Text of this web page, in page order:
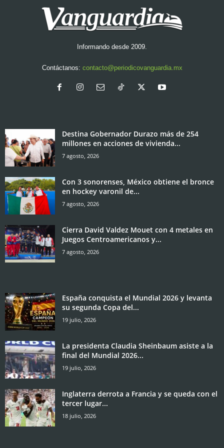
Informando desde 2009.
Contáctanos: contacto@periodicovanguardia.mx
Destina Gobernador Durazo más de 254
millones en acciones de vivienda...
7 agosto, 2026
Con 3 sonorenses, México obtiene el bronce
en hockey varonil de...
7 agosto, 2026
Cierra David Valdez Mouet con 4 metales en
Juegos Centroamericanos y...
7 agosto, 2026
España conquista el Mundial 2026 y levanta
su segunda Copa del...
19 julio, 2026
La presidenta Claudia Sheinbaum asiste a la
final del Mundial 2026...
19 julio, 2026
Inglaterra derrota a Francia y se queda con el
tercer lugar...
18 julio, 2026